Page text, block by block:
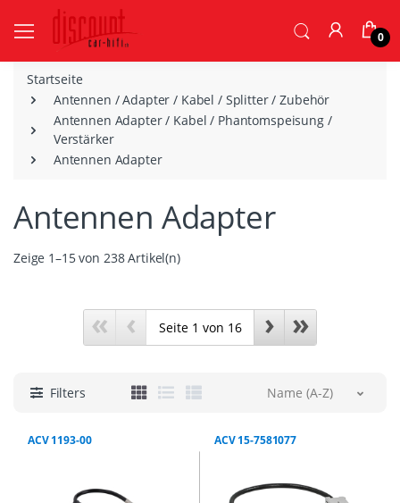
0
Startseite
Antennen / Adapter / Kabel / Splitter / Zubehör
Antennen Adapter / Kabel / Phantomspeisung /
Verstärker
Antennen Adapter
Antennen Adapter
Zeige 1–15 von 238 Artikel(n)
« ‹ › »
Filters Name (A-Z)
ACV 1193-00 ACV 15-7581077